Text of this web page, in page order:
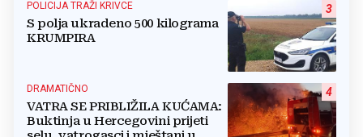
3
POLICIJA TRAŽI KRIVCE
S polja ukradeno 500 kilograma
KRUMPIRA
4
DRAMATIČNO
VATRA SE PRIBLIŽILA KUĆAMA:
Buktinja u Hercegovini prijeti